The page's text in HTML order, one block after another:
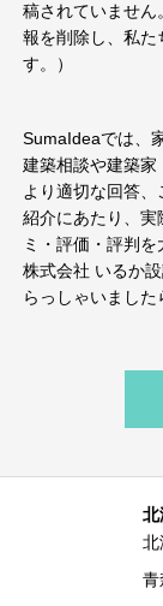
稿されていません
報を削除し、私た
す。）
SumaIdeaでは、
建築相談や建築家
より適切な回答
紹介にあたり、実
ミ・評価・評判を
株式会社 いるか
らっしゃいました
北
北
青